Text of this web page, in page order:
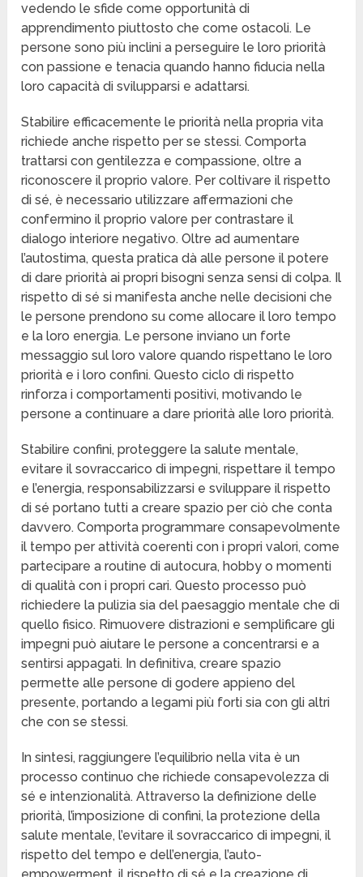
vedendo le sfide come opportunità di
apprendimento piuttosto che come ostacoli. Le
persone sono più inclini a perseguire le loro priorità
con passione e tenacia quando hanno fiducia nella
loro capacità di svilupparsi e adattarsi.
Stabilire efficacemente le priorità nella propria vita
richiede anche rispetto per se stessi. Comporta
trattarsi con gentilezza e compassione, oltre a
riconoscere il proprio valore. Per coltivare il rispetto
di sé, è necessario utilizzare affermazioni che
confermino il proprio valore per contrastare il
dialogo interiore negativo. Oltre ad aumentare
l’autostima, questa pratica dà alle persone il potere
di dare priorità ai propri bisogni senza sensi di colpa. Il
rispetto di sé si manifesta anche nelle decisioni che
le persone prendono su come allocare il loro tempo
e la loro energia. Le persone inviano un forte
messaggio sul loro valore quando rispettano le loro
priorità e i loro confini. Questo ciclo di rispetto
rinforza i comportamenti positivi, motivando le
persone a continuare a dare priorità alle loro priorità.
Stabilire confini, proteggere la salute mentale,
evitare il sovraccarico di impegni, rispettare il tempo
e l’energia, responsabilizzarsi e sviluppare il rispetto
di sé portano tutti a creare spazio per ciò che conta
davvero. Comporta programmare consapevolmente
il tempo per attività coerenti con i propri valori, come
partecipare a routine di autocura, hobby o momenti
di qualità con i propri cari. Questo processo può
richiedere la pulizia sia del paesaggio mentale che di
quello fisico. Rimuovere distrazioni e semplificare gli
impegni può aiutare le persone a concentrarsi e a
sentirsi appagati. In definitiva, creare spazio
permette alle persone di godere appieno del
presente, portando a legami più forti sia con gli altri
che con se stessi.
In sintesi, raggiungere l’equilibrio nella vita è un
processo continuo che richiede consapevolezza di
sé e intenzionalità. Attraverso la definizione delle
priorità, l’imposizione di confini, la protezione della
salute mentale, l’evitare il sovraccarico di impegni, il
rispetto del tempo e dell’energia, l’auto-